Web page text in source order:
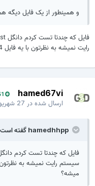
و همینطور از یک فایل دیگه هم
رایت نمیشه به نظرتون با یه فایل 4 فایل ورژن پایین بزنم مشکل حل میشه؟
hamed67vi
51
ارسال شده در27 شهریور، 2016
hamedhhpp گفته است:
میشه؟